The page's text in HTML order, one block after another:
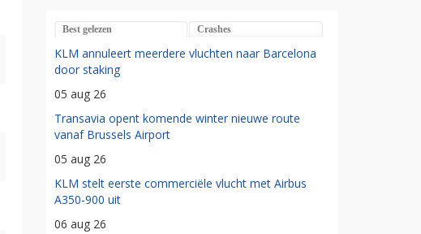
Best gelezen Crashes
KLM annuleert meerdere vluchten naar Barcelona
door staking
05 aug 26
Transavia opent komende winter nieuwe route
vanaf Brussels Airport
05 aug 26
KLM stelt eerste commerciële vlucht met Airbus
A350-900 uit
06 aug 26